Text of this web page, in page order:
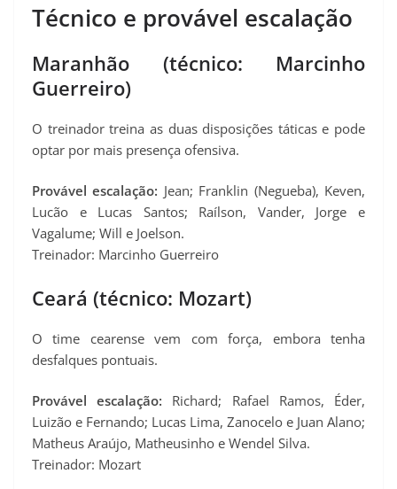
Técnico e provável escalação
Maranhão (técnico: Marcinho
Guerreiro)
O treinador treina as duas disposições táticas e pode
optar por mais presença ofensiva.
Provável escalação: Jean; Franklin (Negueba), Keven,
Lucão e Lucas Santos; Raílson, Vander, Jorge e
Vagalume; Will e Joelson.
Treinador: Marcinho Guerreiro
Ceará (técnico: Mozart)
O time cearense vem com força, embora tenha
desfalques pontuais.
Provável escalação: Richard; Rafael Ramos, Éder,
Luizão e Fernando; Lucas Lima, Zanocelo e Juan Alano;
Matheus Araújo, Matheusinho e Wendel Silva.
Treinador: Mozart